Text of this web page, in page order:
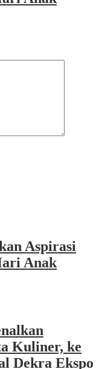
Aspirasi
Anak
Kuliner, ke
Dekra Ekspo